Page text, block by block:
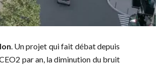
. Un projet qui fait débat depuis
par an, la diminution du bruit